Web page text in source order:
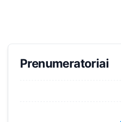
Prenumeratoriai